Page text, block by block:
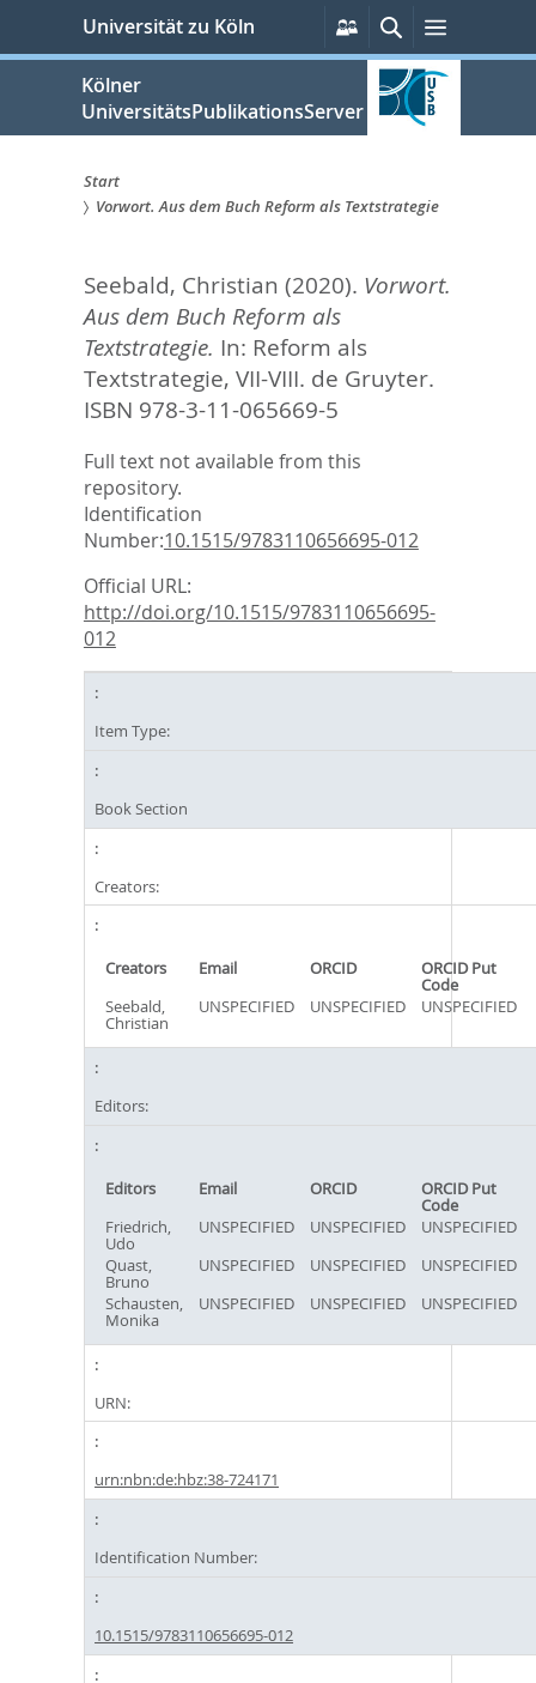
springen
Universität zu Köln
Persönliche
Services
SucheMenü
Kölner
UniversitätsPublikationsServer
Sie
sind
hier:
Start
Vorwort. Aus dem Buch Reform als Textstrategie
Seebald, Christian (2020). Vorwort.
Aus dem Buch Reform als
Textstrategie. In: Reform als
Textstrategie, VII-VIII. de Gruyter.
ISBN 978-3-11-065669-5
Full text not available from this
repository.
Identification
Number:10.1515/9783110656695-012
Official URL:
http://doi.org/10.1515/9783110656695-
012
Item Type:
Book Section
Creators:
Creators Email ORCID ORCID Put
Code
Seebald,
Christian
UNSPECIFIED UNSPECIFIED UNSPECIFIED
Editors:
Editors Email ORCID ORCID Put
Code
Friedrich,
Udo
UNSPECIFIED UNSPECIFIED
UNSPECIFIED
Quast,
Bruno
UNSPECIFIED UNSPECIFIED
UNSPECIFIED
Schausten,
Monika
UNSPECIFIED UNSPECIFIED UNSPECIFIED
URN:
urn:nbn:de:hbz:38-724171
Identification Number:
10.1515/9783110656695-012